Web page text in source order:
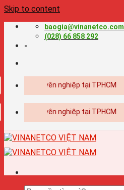
Skip to content
baogia@vinanetco.com
(028) 66 858 292
-
- in ấn chuyên nghiệp tại TPHCM
- in ấn chuyên nghiệp tại TPHCM